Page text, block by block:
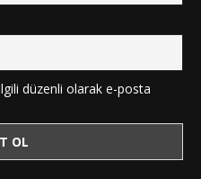
düzenli olarak e-posta